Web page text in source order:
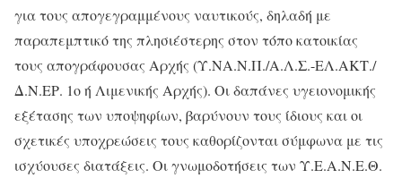
για τους απογεγραμμένους ναυτικούς, δηλαδή με
παραπεμπτικό της πλησιέστερης στον τόπο κατοικίας
τους απογράφουσας Αρχής (Υ.ΝΑ.Ν.Π./Α.Λ.Σ.-ΕΛ.ΑΚΤ./
Δ.Ν.ΕΡ. 1ο ή Λιμενικής Αρχής). Οι δαπάνες υγειονομικής
εξέτασης των υποψηφίων, βαρύνουν τους ίδιους και οι
σχετικές υποχρεώσεις τους καθορίζονται σύμφωνα με τις
ισχύουσες διατάξεις. Οι γνωμοδοτήσεις των Υ.Ε.Α.Ν.Ε.Θ.